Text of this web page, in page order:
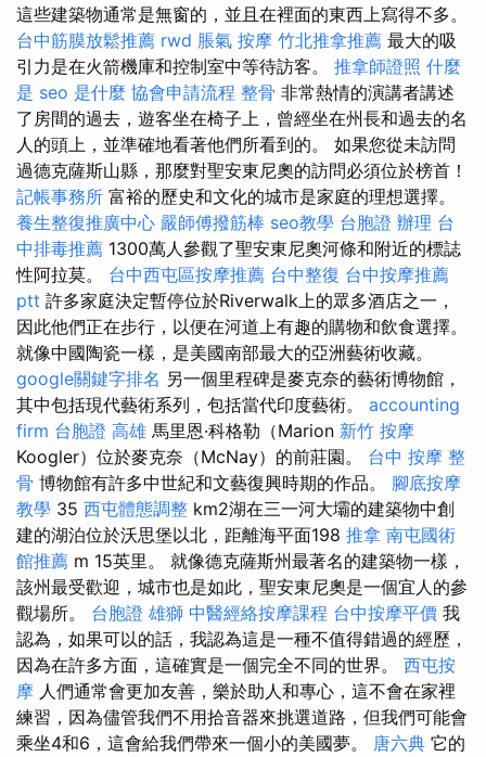
這些建築物通常是無窗的，並且在裡面的東西上寫得不多。
台中筋膜放鬆推薦 rwd 脹氣 按摩 竹北推拿推薦 最大的吸
引力是在火箭機庫和控制室中等待訪客。 推拿師證照 什麼
是 seo 是什麼 協會申請流程 整骨 非常熱情的演講者講述
了房間的過去，遊客坐在椅子上，曾經坐在州長和過去的名
人的頭上，並準確地看著他們所看到的。 如果您從未訪問
過德克薩斯山縣，那麼對聖安東尼奧的訪問必須位於榜首！
記帳事務所 富裕的歷史和文化的城市是家庭的理想選擇。
養生整復推廣中心 嚴師傅撥筋棒 seo教學 台胞證 辦理 台
中排毒推薦 1300萬人參觀了聖安東尼奧河條和附近的標誌
性阿拉莫。 台中西屯區按摩推薦 台中整復 台中按摩推薦
ptt 許多家庭決定暫停位於Riverwalk上的眾多酒店之一，
因此他們正在步行，以便在河道上有趣的購物和飲食選擇。
就像中國陶瓷一樣，是美國南部最大的亞洲藝術收藏。
google關鍵字排名 另一個里程碑是麥克奈的藝術博物館，
其中包括現代藝術系列，包括當代印度藝術。 accounting
firm 台胞證 高雄 馬里恩·科格勒（Marion 新竹 按摩
Koogler）位於麥克奈（McNay）的前莊園。 台中 按摩 整
骨 博物館有許多中世紀和文藝復興時期的作品。 腳底按摩
教學 35 西屯體態調整 km2湖在三一河大壩的建築物中創
建的湖泊位於沃思堡以北，距離海平面198 推拿 南屯國術
館推薦 m 15英里。 就像德克薩斯州最著名的建築物一樣，
該州最受歡迎，城市也是如此，聖安東尼奧是一個宜人的參
觀場所。 台胞證 雄獅 中醫經絡按摩課程 台中按摩平價 我
認為，如果可以的話，我認為這是一種不值得錯過的經歷，
因為在許多方面，這確實是一個完全不同的世界。 西屯按
摩 人們通常會更加友善，樂於助人和專心，這不會在家裡
練習，因為儘管我們不用拾音器來挑選道路，但我們可能會
乘坐4和6，這會給我們帶來一個小的美國夢。 唐六典 它的